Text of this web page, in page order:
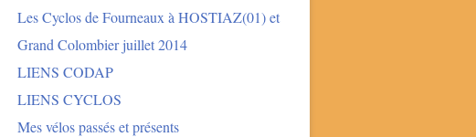
Les Cyclos de Fourneaux à HOSTIAZ(01) et
Grand Colombier juillet 2014
LIENS CODAP
LIENS CYCLOS
Mes vélos passés et présents